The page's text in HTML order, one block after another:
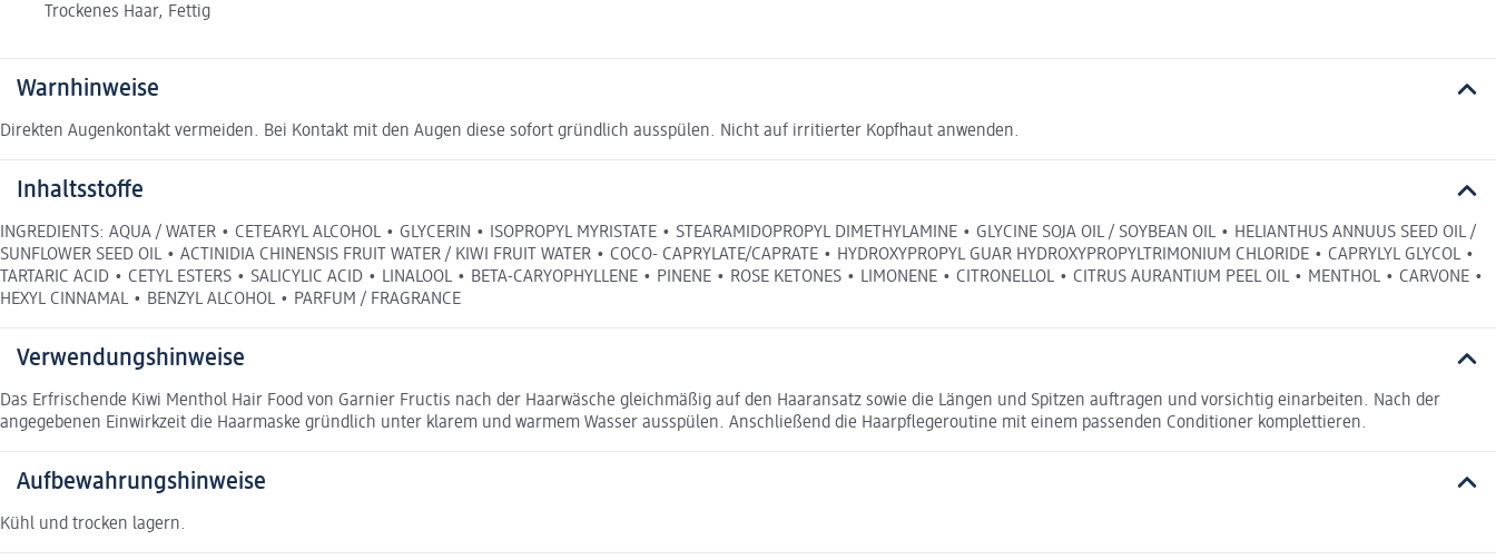
Trockenes Haar, Fettig
Warnhinweise
Direkten Augenkontakt vermeiden. Bei Kontakt mit den Augen diese sofort gründlich ausspülen. Nicht auf irritierter Kopfhaut anwenden.
Inhaltsstoffe
INGREDIENTS: AQUA / WATER • CETEARYL ALCOHOL • GLYCERIN • ISOPROPYL MYRISTATE • STEARAMIDOPROPYL DIMETHYLAMINE • GLYCINE SOJA OIL / SOYBEAN OIL • HELIANTHUS ANNUUS SEED OIL /
SUNFLOWER SEED OIL • ACTINIDIA CHINENSIS FRUIT WATER / KIWI FRUIT WATER • COCO- CAPRYLATE/CAPRATE • HYDROXYPROPYL GUAR HYDROXYPROPYLTRIMONIUM CHLORIDE • CAPRYLYL GLYCOL •
TARTARIC ACID • CETYL ESTERS • SALICYLIC ACID • LINALOOL • BETA-CARYOPHYLLENE • PINENE • ROSE KETONES • LIMONENE • CITRONELLOL • CITRUS AURANTIUM PEEL OIL • MENTHOL • CARVONE •
HEXYL CINNAMAL • BENZYL ALCOHOL • PARFUM / FRAGRANCE
Verwendungshinweise
Das Erfrischende Kiwi Menthol Hair Food von Garnier Fructis nach der Haarwäsche gleichmäßig auf den Haaransatz sowie die Längen und Spitzen auftragen und vorsichtig einarbeiten. Nach der
angegebenen Einwirkzeit die Haarmaske gründlich unter klarem und warmem Wasser ausspülen. Anschließend die Haarpflegeroutine mit einem passenden Conditioner komplettieren.
Aufbewahrungshinweise
Kühl und trocken lagern.